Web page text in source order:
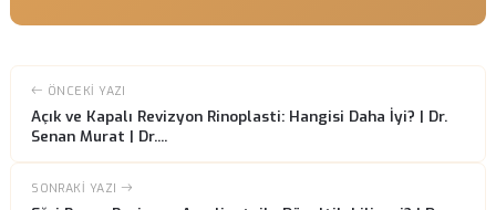
sorunları düzeltmek için etkili bir yöntemdir. Eğer siz de burun
çözüm arıyorsanız,
hizmetimizden
Uzman ekibimiz, sizin için en uygun tedavi planını oluşturacak ve
sonuca ulaşmanıza yardımcı olacaktır.